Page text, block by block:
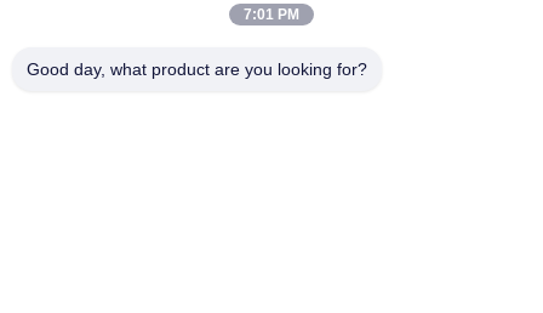
आवश्यकताओं के लिए
7:01 PM
Good day, what product are you looking for?